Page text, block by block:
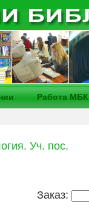
Работа МБК
Уч. пос.
Заказ: